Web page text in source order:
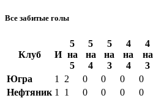
Все забитые голы
Клуб И
5
на
5
5
на
4
5
на
3
4
на
4
4
на
3
Югра 1 2 0 0 0 0
Нефтяник 1 1 0 0 0 0